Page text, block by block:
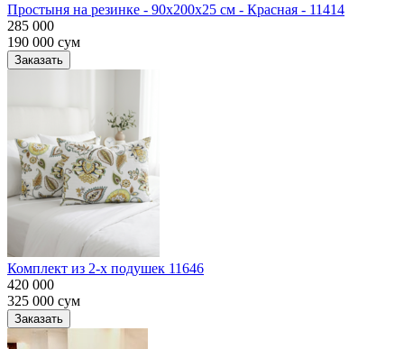
Простыня на резинке - 90x200x25 cм - Красная - 11414
285 000
190 000 сум
Заказать
Комплект из 2-х подушек 11646
420 000
325 000 сум
Заказать